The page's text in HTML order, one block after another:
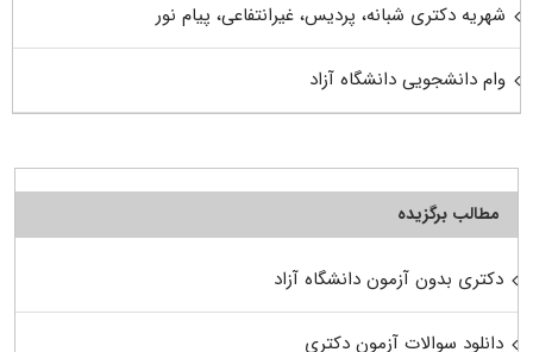
شهریه دکتری شبانه، پردیس، غیرانتفاعی، پیام نور
وام دانشجویی دانشگاه آزاد
مطالب برگزیده
دکتری بدون آزمون دانشگاه آزاد
دانلود سوالات آزمون دکتری